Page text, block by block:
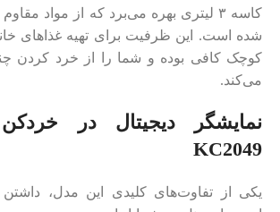
کاسه ۳ لیتری بهره می‌برد که از مواد
شده است. این ظرفیت برای تهیه غذاهای
کوچک کافی بوده و شما را از خرد کردن
می‌کند.
نمایشگر دیجیتال در
KC2049
یکی از تفاوت‌های کلیدی این مدل، داشتن